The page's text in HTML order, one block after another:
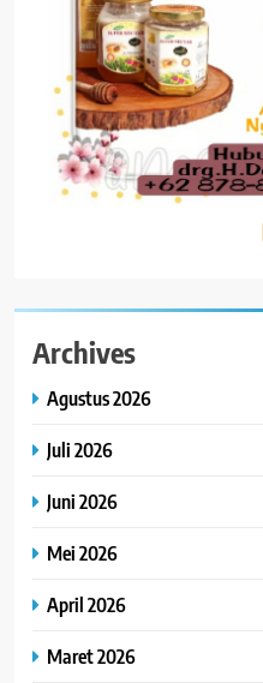
Archives
Agustus 2026
Juli 2026
Juni 2026
Mei 2026
April 2026
Maret 2026